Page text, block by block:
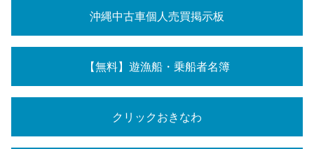
沖縄中古車個人売買掲示板
【無料】遊漁船・乗船者名簿
クリックおきなわ